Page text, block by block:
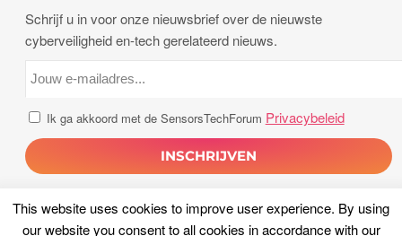
This website uses cookies to improve user experience. By using
our website you consent to all cookies in accordance with our
Schrijf u in voor onze nieuwsbrief over de nieuwste
cyberveiligheid en-tech gerelateerd nieuws.
Ik ga akkoord met de SensorsTechForum Privacybeleid